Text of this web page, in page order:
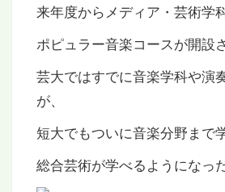
来年度からメディア・芸術学
ポピュラー音楽コースが開設
芸大ではすでに音楽学科や演
が、
短大でもついに音楽分野まで
総合芸術が学べるようになっ